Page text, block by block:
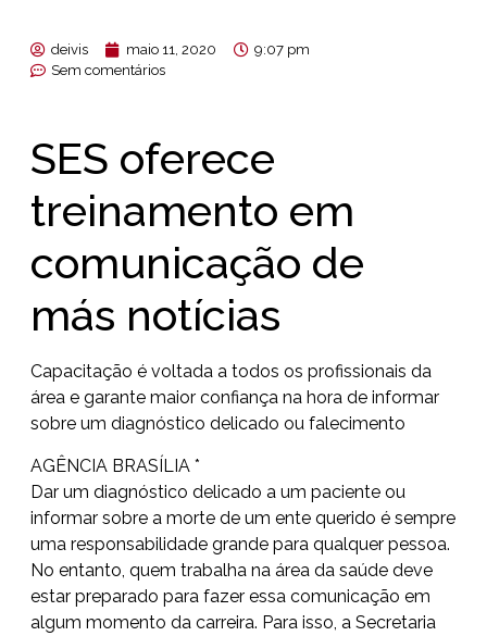
deivis maio 11, 2020
9:07 pm
Sem comentários
SES oferece
treinamento em
comunicação de
más notícias
Capacitação é voltada a todos os profissionais da
área e garante maior confiança na hora de informar
sobre um diagnóstico delicado ou falecimento
AGÊNCIA BRASÍLIA *
Dar um diagnóstico delicado a um paciente ou
informar sobre a morte de um ente querido é sempre
uma responsabilidade grande para qualquer pessoa.
No entanto, quem trabalha na área da saúde deve
estar preparado para fazer essa comunicação em
algum momento da carreira. Para isso, a Secretaria